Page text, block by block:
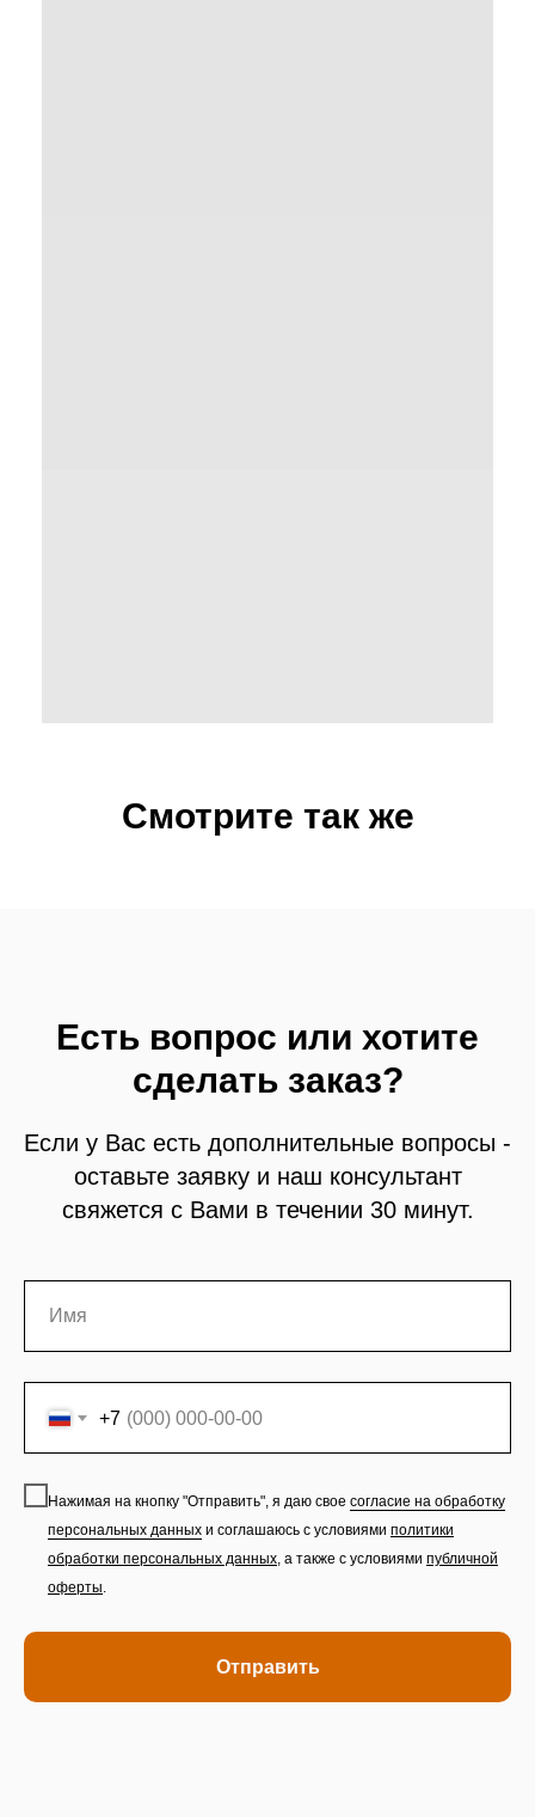
Смотрите так же
Есть вопрос или хотите
сделать заказ?
Если у Вас есть дополнительные вопросы -
оставьте заявку и наш консультант
свяжется с Вами в течении 30 минут.
+7
Нажимая на кнопку "Отправить", я даю свое согласие на обработку
персональных данных и соглашаюсь с условиями политики
обработки персональных данных, а также с условиями публичной
оферты.
Отправить